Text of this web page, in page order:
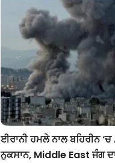
ਈਰਾਨੀ ਹਮਲੇ ਨਾਲ ਬਹਿਰੀਨ
ਨੁਕਸਾਨ, Middle East ਜੰਗ